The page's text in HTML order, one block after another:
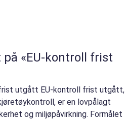
«EU-kontroll frist
utgått EU-kontroll frist utgått,
er en lovpålagt
og miljøpåvirkning. Formålet